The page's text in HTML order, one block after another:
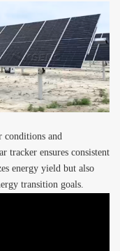
conditions and
tracker ensures consistent
energy yield but also
transition goals.